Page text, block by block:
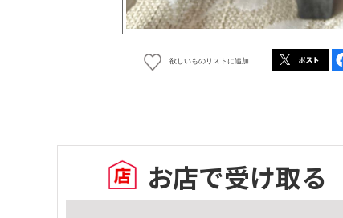
欲しいものリストに追加
お店で受け取る